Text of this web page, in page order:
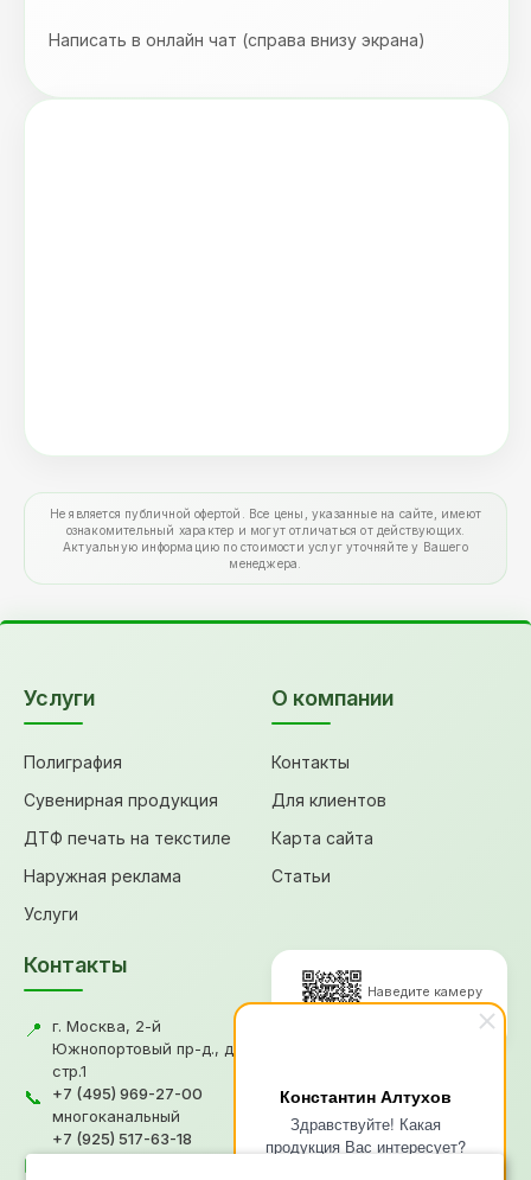
Константин Алтухов
Здравствуйте! Какая
продукция Вас интересует?
Написать в онлайн чат (справа внизу экрана)
Не является публичной офертой. Все цены, указанные на сайте, имеют
ознакомительный характер и могут отличаться от действующих.
Актуальную информацию по стоимости услуг уточняйте у Вашего
менеджера.
Услуги
Полиграфия
Сувенирная продукция
ДТФ печать на текстиле
Наружная реклама
Услуги
О компании
Контакты
Для клиентов
Карта сайта
Статьи
Контакты
📍
г. Москва, 2-й
Южнопортовый пр-д., д.18,
стр.1
📞
+7 (495) 969-27-00
многоканальный
+7 (925) 517-63-18
✉️
Наведите камеру
для перехода
© 2026, Типография "Графикс
Политика конфиденциальности